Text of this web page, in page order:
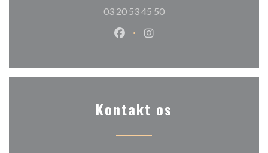
03 20 53 45 50
Facebook ((åbner i et nyt
Instagram ((åbner i et nyt
Kontakt os